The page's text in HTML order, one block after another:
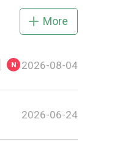
More
2026-08-04
2026-06-24